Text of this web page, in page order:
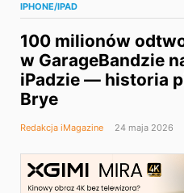
IPHONE/IPAD
100 milionów
w GarageBandzie
iPadzie — historia
Brye
Redakcja iMagazine 24 maja 2026